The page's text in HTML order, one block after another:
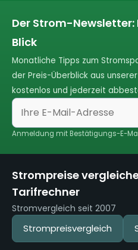
Der Strom-
Blick
Monatliche Tipps zum
der Preis-Überblick aus
kostenlos und jederzeit
Anmeldung mit Bestätigungs-E-
Strompreise
Tarifrechner
Stromvergleich seit 2007
Strompreisvergleich